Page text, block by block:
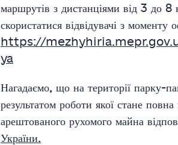
маршрутів з дистанціями від 3 до 8
скористатися відвідувачі з
https://
ya
Нагадаємо, що на території парку-
результатом роботи якої стане
арештованого рухомого майна
України.